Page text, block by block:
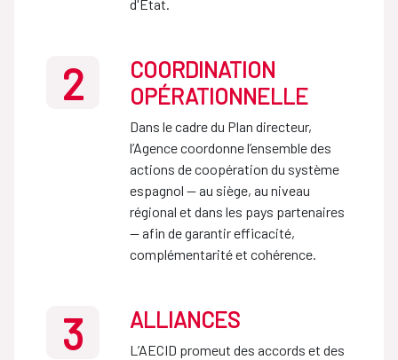
d'État.
2
COORDINATION
OPÉRATIONNELLE
Dans le cadre du Plan directeur,
l’Agence coordonne l’ensemble des
actions de coopération du système
espagnol — au siège, au niveau
régional et dans les pays partenaires
— afin de garantir efficacité,
complémentarité et cohérence.
3 ALLIANCES
L’AECID promeut des accords et des